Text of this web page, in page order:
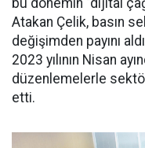
bu dönemin "dijital
Atakan Çelik, basın
değişimden payını
2023 yılının Nisan
düzenlemelerle
etti.